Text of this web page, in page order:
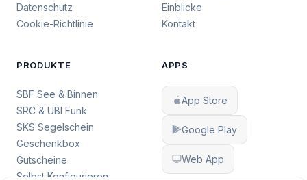
Datenschutz
Cookie-Richtlinie
Einblicke
Kontakt
PRODUKTE
SBF See & Binnen
SRC & UBI Funk
SKS Segelschein
Geschenkbox
Gutscheine
Selbst Konfigurieren
APPS
App Store
Google Play
Web App